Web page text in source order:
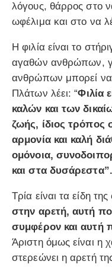
λόγους, θάρρος στο
ωφέλιμα και στο να
Η φιλία είναι το
αγαθών ανθρώπων,
ανθρώπων μπορεί να
Πλάτων λέει: “Φιλία
καλών και των
ζωής, ίδιος τρόπος
αρμονία και καλή
ομόνοια,
και στα δυσάρεστα”.
Τρία είναι τα είδη
στην αρετή, αυτή
συμφέρον και αυτή
Άριστη όμως είναι η
στερεώνει η αρετή